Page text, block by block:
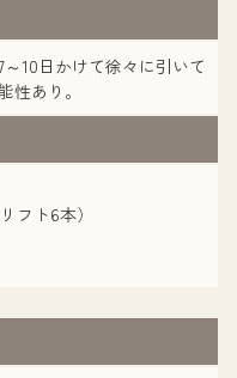
10日かけて徐々に引いて
性あり。
フト6本）